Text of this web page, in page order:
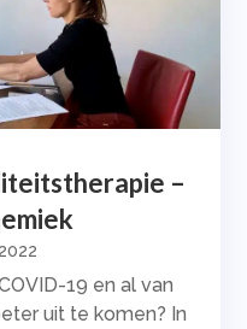
–
19 en al van
uit te komen? In